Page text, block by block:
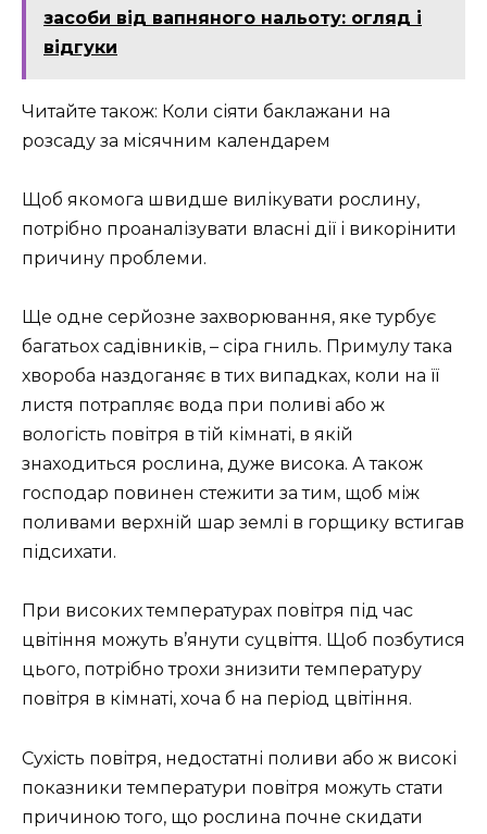
засоби від вапняного нальоту: огляд і
відгуки
Читайте також: Коли сіяти баклажани на
розсаду за місячним календарем
Щоб якомога швидше вилікувати рослину,
потрібно проаналізувати власні дії і викорінити
причину проблеми.
Ще одне серйозне захворювання, яке турбує
багатьох садівників, – сіра гниль. Примулу така
хвороба наздоганяє в тих випадках, коли на її
листя потрапляє вода при поливі або ж
вологість повітря в тій кімнаті, в якій
знаходиться рослина, дуже висока. А також
господар повинен стежити за тим, щоб між
поливами верхній шар землі в горщику встигав
підсихати.
При високих температурах повітря під час
цвітіння можуть в’янути суцвіття. Щоб позбутися
цього, потрібно трохи знизити температуру
повітря в кімнаті, хоча б на період цвітіння.
Сухість повітря, недостатні поливи або ж високі
показники температури повітря можуть стати
причиною того, що рослина почне скидати